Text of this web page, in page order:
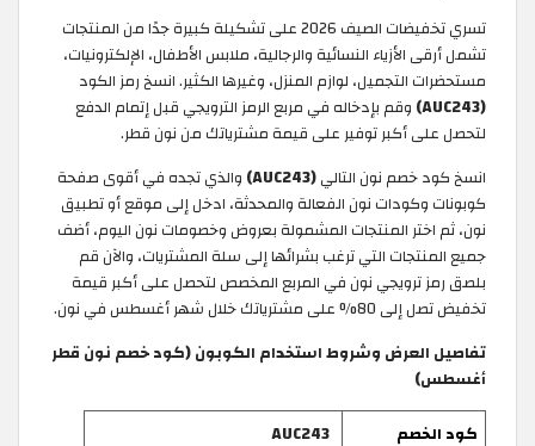
تسري تخفيضات الصيف 2026 على تشكيلة كبيرة جدًا من المنتجات
تشمل أرقى الأزياء النسائية والرجالية، ملابس الأطفال، الإلكترونيات،
مستحضرات التجميل، لوازم المنزل، وغيرها الكثير. انسخ رمز الكود
(AUC243)
وقم بإدخاله في مربع الرمز الترويجي قبل إتمام الدفع
لتحصل على أكبر توفير على قيمة مشترياتك من نون قطر.
انسخ كود خصم نون التالي(AUC243)
والذي تجده في أقوى صفحة
كوبونات وكودات نون الفعالة والمحدثة، ادخل إلى موقع أو تطبيق
نون، ثم اختر المنتجات المشمولة بعروض وخصومات نون اليوم، أضف
جميع المنتجات التي ترغب بشرائها إلى سلة المشتريات، والآن قم
بلصق رمز ترويجي نون في المربع المخصص لتحصل على أكبر قيمة
تخفيض تصل إلى 80% على مشترياتك خلال شهر أغسطس في نون.
تفاصيل العرض وشروط استخدام الكوبون (كود خصم نون قطر
أغسطس)
كود الخصم
AUC243